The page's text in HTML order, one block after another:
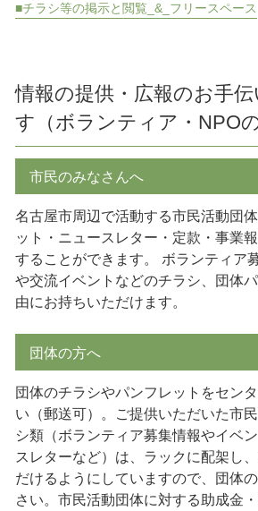
■チラシ等の掲示と閲覧_&_フリースペース
情報の提供・広報のお手
す（ボランティア・NPO
市民のみなさんへ
名古屋市周辺で活動する市民活動団
ット・ニュースレター・定款・事業
することができます。 ボランティア
や交流イベントなどのチラシ、団体
由にお持ちいただけます。
団体の方へ
団体のチラシやパンフレットをセン
い（郵送可）。ご提供いただいた市
シ類（ボランティア募集情報やイベ
スレターなど）は、ラックに配架し
だけるようにしていますので、団体
さい。市民活動団体に対する助成金